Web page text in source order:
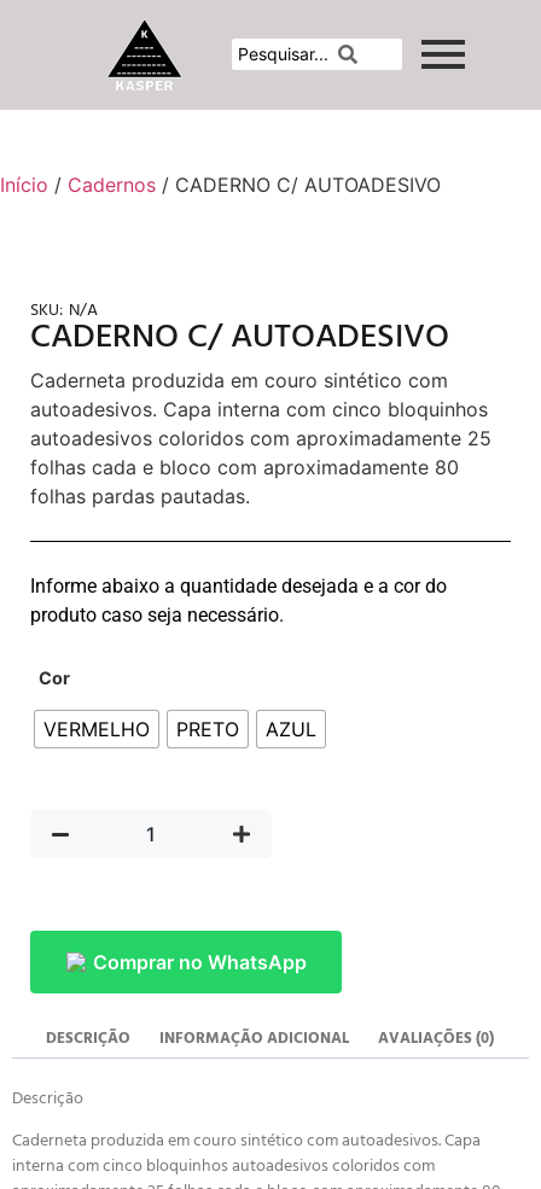
Início / Cadernos / CADERNO C/ AUTOADESIVO
SKU: N/A
CADERNO C/ AUTOADESIVO
Caderneta produzida em couro sintético com
autoadesivos. Capa interna com cinco bloquinhos
autoadesivos coloridos com aproximadamente 25
folhas cada e bloco com aproximadamente 80
folhas pardas pautadas.
Informe abaixo a quantidade desejada e a cor do
produto caso seja necessário.
Cor
VERMELHO PRETO AZUL
Comprar no WhatsApp
DESCRIÇÃO INFORMAÇÃO ADICIONAL AVALIAÇÕES (0)
Descrição
Caderneta produzida em couro sintético com autoadesivos. Capa
interna com cinco bloquinhos autoadesivos coloridos com